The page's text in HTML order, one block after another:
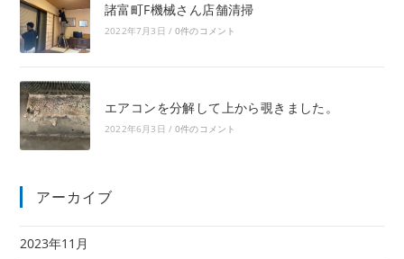
諸富町F機械さん店舗清掃
2022年7月3日 / 0件のコメント
エアコンを分解して上から覗きました。
2022年6月3日 / 0件のコメント
アーカイブ
2023年11月